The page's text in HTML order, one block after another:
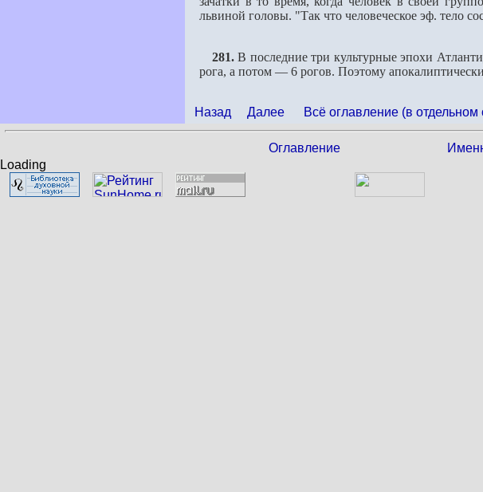
львиной головы. "Так что человеческое эф. тело
281. В последние три культурные эпохи
рога, а потом — 6 рогов. Поэтому
Назад Далее Всё оглавление (в отдельном
Оглавление
Loading